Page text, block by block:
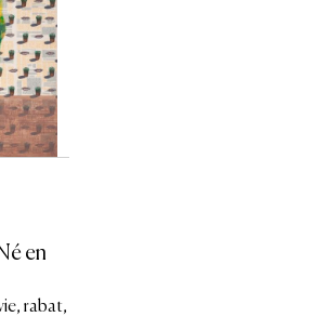
en
rabat,